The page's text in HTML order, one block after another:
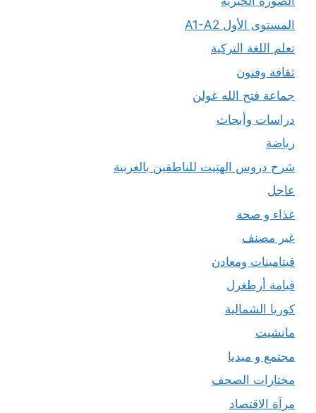
المستوى الأول A1-A2
تعلم اللغة التركية
ثقافة وفنون
جماعة فتح الله غولن
دراسات وأبحاث
رياضة
شرح دروس الهتيت للناطقين بالعربية
عاجل
غذاء و صحة
غير مصنف
فيتامينات ومعادن
قيامة أرطغرل
كوريا الشمالية
مانشيت
مجتمع و ميديا
مختارات الصحف
مرآة الاقتصاد